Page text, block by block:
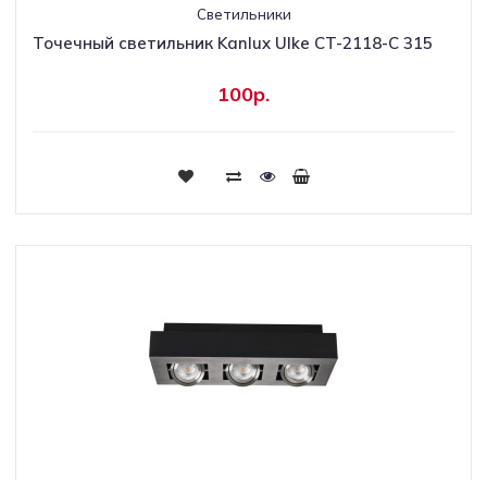
Светильники
Точечный светильник Kanlux Ulke CT-2118-C 315
100р.